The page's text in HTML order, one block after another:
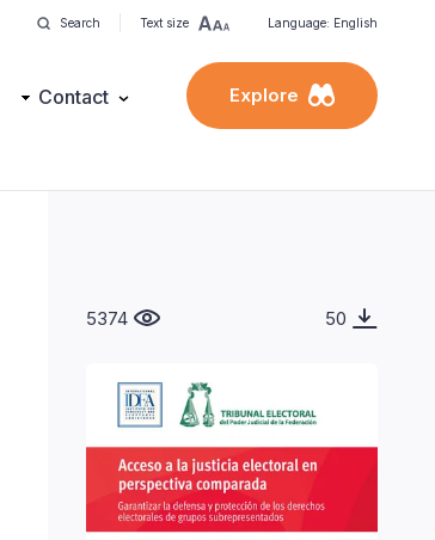
Search Text size Language: English
Contact Explore
5374 50